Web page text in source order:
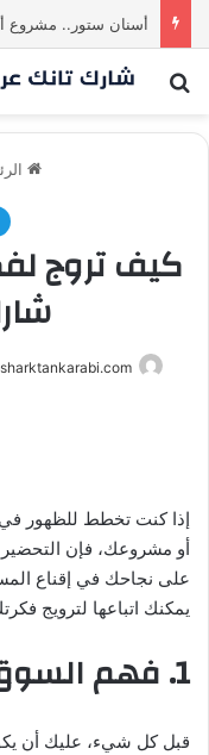
بحث عن
كيف تروج
إذا كنت تخطط للظهور
أو مشروعك، فإن التحضير
على نجاحك في إقناع
يمكنك اتباعها لترويج
1. فهم السوق
قبل كل شيء، عليك أن